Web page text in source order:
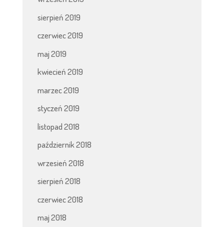
sierpień 2019
czerwiec 2019
maj 2019
kwiecień 2019
marzec 2019
styczeń 2019
listopad 2018
październik 2018
wrzesień 2018
sierpień 2018
czerwiec 2018
maj 2018